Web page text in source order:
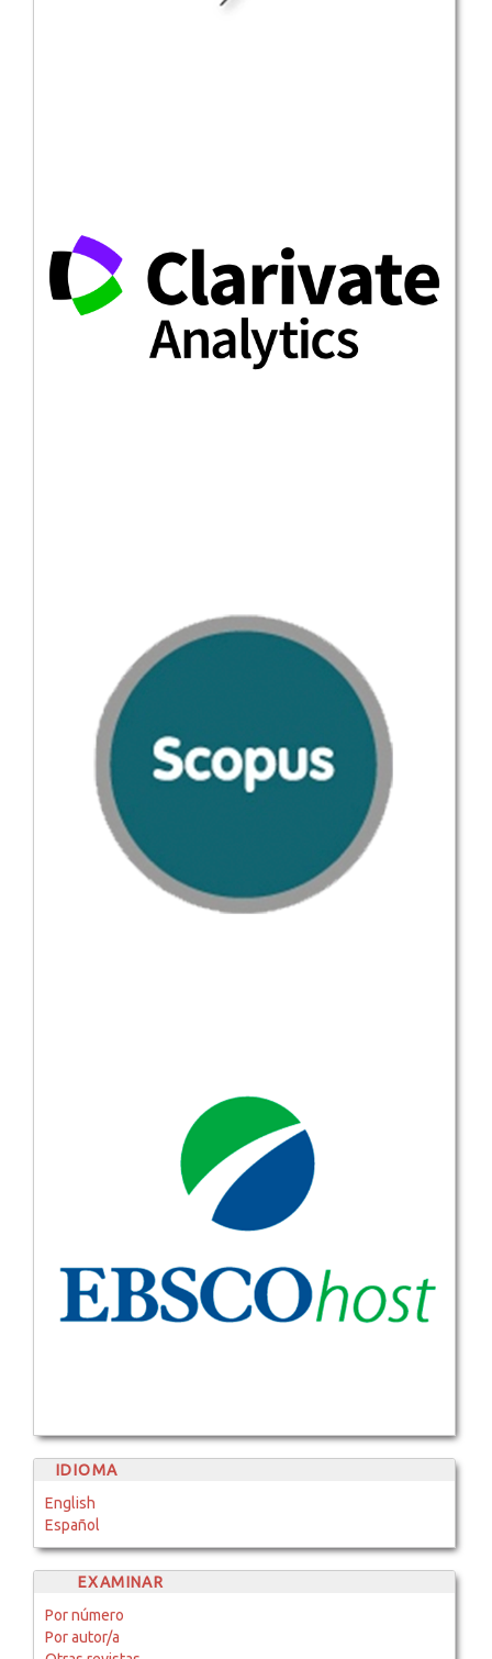
IDIOMA
English
Español
EXAMINAR
Por número
Por autor/a